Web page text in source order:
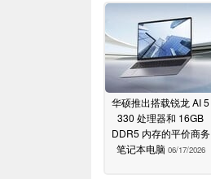
华硕推出搭载锐龙 AI 5
330 处理器和 16GB
DDR5 内存的平价商务
笔记本电脑 06/17/2026